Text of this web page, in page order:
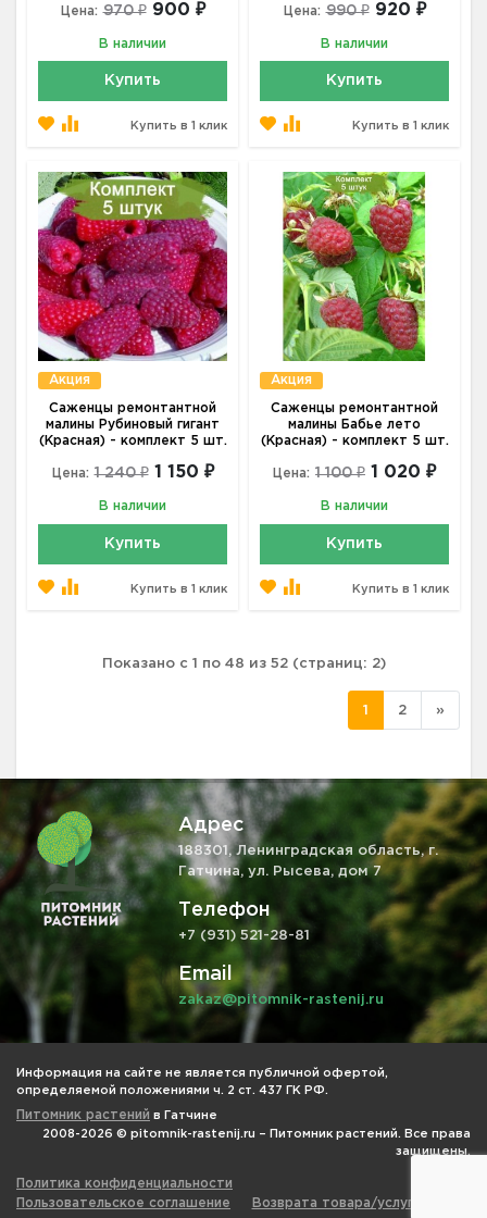
Цена: 970 ₽ 900 ₽
В наличии
Купить
Купить в 1 клик
Цена: 990 ₽ 920 ₽
В наличии
Купить
Купить в 1 клик
Акция
Саженцы ремонтантной
малины Рубиновый гигант
(Красная) - комплект 5 шт.
Цена: 1 240 ₽ 1 150 ₽
В наличии
Купить
Купить в 1 клик
Акция
Саженцы ремонтантной
малины Бабье лето
(Красная) - комплект 5 шт.
Цена: 1 100 ₽ 1 020 ₽
В наличии
Купить
Купить в 1 клик
Показано с 1 по 48 из 52 (страниц: 2)
1 2 »
Адрес
188301, Ленинградская область, г.
Гатчина, ул. Рысева, дом 7
Телефон
+7 (931) 521-28-81
Email
zakaz@pitomnik-rastenij.ru
Информация на сайте не является публичной офертой,
определяемой положениями ч. 2 ст. 437 ГК РФ.
Питомник растений в Гатчине
2008-2026 © pitomnik-rastenij.ru – Питомник растений. Все права
защищены.
Политика конфиденциальности
Пользовательское соглашение
Возврата товара/услуги